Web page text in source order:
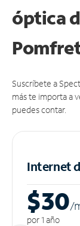
óptica
Suscríbete a
más te importa a
puedes contar.
Internet
$30/
por 1 año